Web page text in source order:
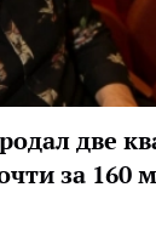
две
за 160